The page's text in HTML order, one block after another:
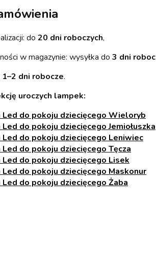
do 20 dni roboczych,
w magazynie: wysyłka do 3 dni
1–2 dni robocze.
uroczych lampek:
Led do pokoju dziecięcego Wieloryb
do pokoju dziecięcego Jemiołuszka
do pokoju dziecięcego Leniwiec
do pokoju dziecięcego Tęcza
do pokoju dziecięcego Lisek
do pokoju dziecięcego Maskonur
do pokoju dziecięcego Żaba